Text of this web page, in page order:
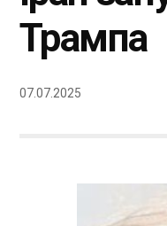
Трампа
07.07.2025